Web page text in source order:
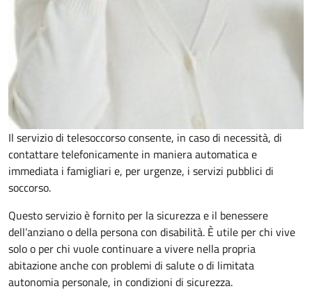
Il servizio di telesoccorso consente, in caso di necessità, di
contattare telefonicamente in maniera automatica e
immediata i famigliari e, per urgenze, i servizi pubblici di
soccorso.
Questo servizio è fornito per la sicurezza e il benessere
dell’anziano o della persona con disabilità. È utile per chi vive
solo o per chi vuole continuare a vivere nella propria
abitazione anche con problemi di salute o di limitata
autonomia personale, in condizioni di sicurezza.